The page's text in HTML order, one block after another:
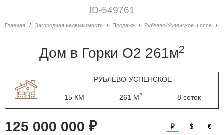
ID-549761
Главная Загородная недвижимость Продажа Рублево-Успенское шоссе
дом в Горки О2 261м2
РУБЛЁВО-УСПЕНСКОЕ
15 КМ 261 М2 8 соток
125 000 000 ₽ ₽ $ €